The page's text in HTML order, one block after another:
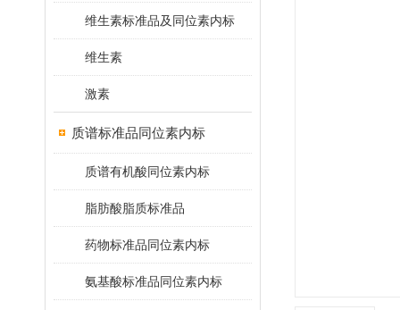
维生素标准品及同位素内标
维生素
激素
质谱标准品同位素内标
质谱有机酸同位素内标
脂肪酸脂质标准品
药物标准品同位素内标
氨基酸标准品同位素内标